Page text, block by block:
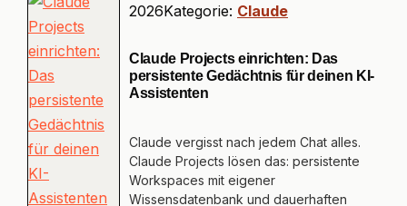
2026Kategorie: Claude
Claude Projects einrichten: Das
persistente Gedächtnis für deinen KI-
Assistenten
Claude vergisst nach jedem Chat alles.
Claude Projects lösen das: persistente
Workspaces mit eigener
Wissensdatenbank und dauerhaften